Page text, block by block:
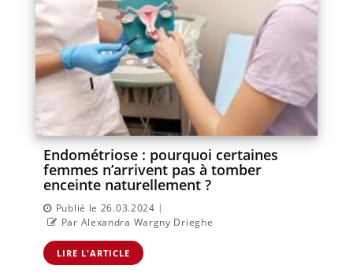
Endométriose : pourquoi certaines
femmes n’arrivent pas à tomber
enceinte naturellement ?
Publié le 26.03.2024 |
Par Alexandra Wargny Drieghe
LIRE L'ARTICLE